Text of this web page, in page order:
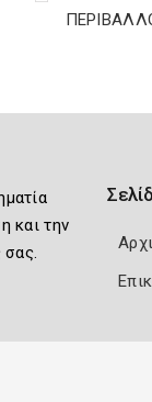
και την
σας.